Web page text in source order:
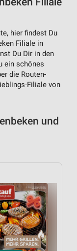
hier findest Du
Filiale in
Du Dir in den
ein schönes
die Routen-
Filiale von
und
von